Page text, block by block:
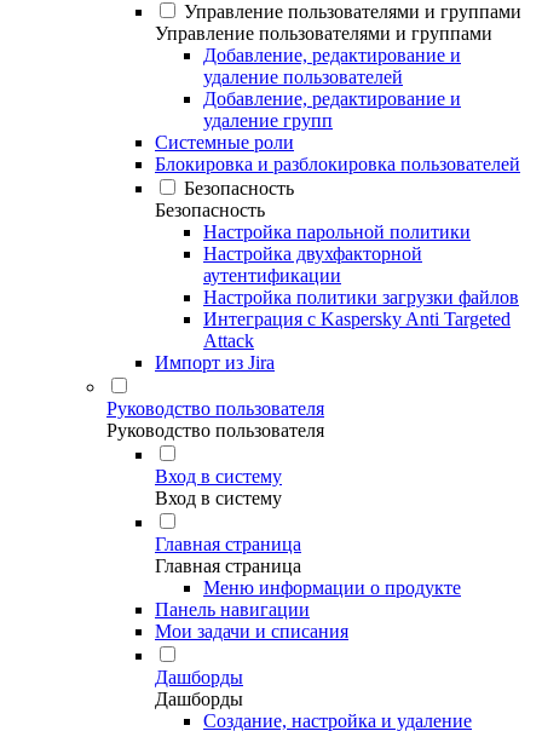
Управление пользователями и группами
Управление пользователями и группами
Добавление, редактирование и
удаление пользователей
Добавление, редактирование и
удаление групп
Системные роли
Блокировка и разблокировка пользователей
Безопасность
Безопасность
Настройка парольной политики
Настройка двухфакторной
аутентификации
Настройка политики загрузки файлов
Интеграция с Kaspersky Anti Targeted
Attack
Импорт из Jira
Руководство пользователя
Руководство пользователя
Вход в систему
Вход в систему
Главная страница
Главная страница
Меню информации о продукте
Панель навигации
Мои задачи и списания
Дашборды
Дашборды
Создание, настройка и удаление